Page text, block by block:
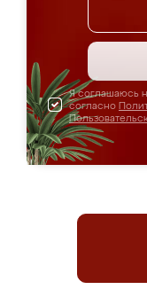
Я соглашаюсь
согласно